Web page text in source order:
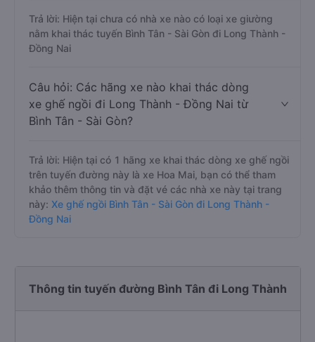
Trả lời: Hiện tại chưa có nhà xe nào có loại xe giường
nằm khai thác tuyến Bình Tân - Sài Gòn đi Long Thành -
Đồng Nai
Câu hỏi: Các hãng xe nào khai thác dòng
xe ghế ngồi đi Long Thành - Đồng Nai từ
Bình Tân - Sài Gòn?
Trả lời: Hiện tại có 1 hãng xe khai thác dòng xe ghế ngồi
trên tuyến đường này là xe Hoa Mai, bạn có thể tham
khảo thêm thông tin và đặt vé các nhà xe này tại trang
này: Xe ghế ngồi Bình Tân - Sài Gòn đi Long Thành -
Đồng Nai
Thông tin tuyến đường Bình Tân đi Long Thành